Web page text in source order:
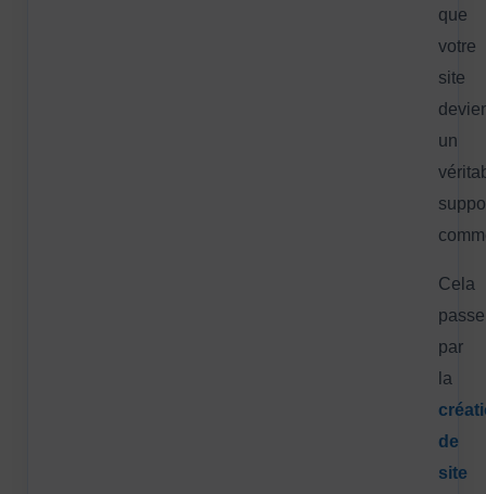
que
votre
site
un
Cela
passe
par
la
de
site